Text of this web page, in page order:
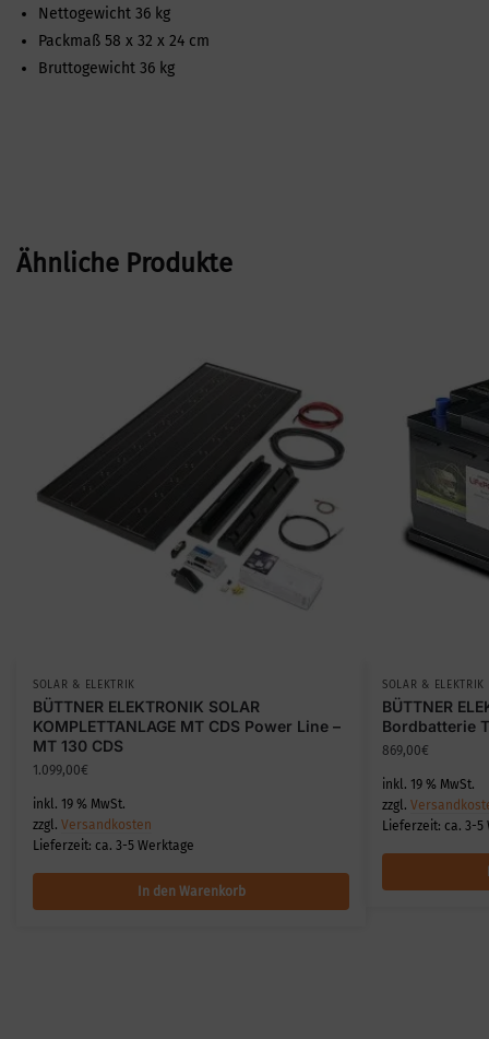
Nettogewicht 36 kg
Packmaß 58 x 32 x 24 cm
Bruttogewicht 36 kg
Ähnliche Produkte
SOLAR & ELEKTRIK
BÜTTNER ELEKTRONIK SOLAR
KOMPLETTANLAGE MT CDS Power Line –
MT 130 CDS
1.099,00€
inkl. 19 % MwSt.
zzgl. Versandkosten
Lieferzeit: ca. 3-5 Werktage
In den Warenkorb
SOLAR & ELEKTRIK
BÜTTNER
Bordbatterie
869,00€
inkl. 19 % MwSt.
zzgl.
Lieferzeit: ca. 3-5